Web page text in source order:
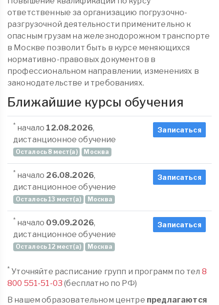
ответственные за организацию погрузочно-
разгрузочной деятельности применительно к
опасным грузам на железнодорожном транспорте
в Москве позволит быть в курсе меняющихся
нормативно-правовых документов в
профессиональном направлении, изменениях в
законодательстве и требованиях.
Ближайшие курсы обучения
* начало 12.08.2026,
дистанционное обучение
Осталось 8 мест(а) Москва
Записаться
* начало 26.08.2026,
дистанционное обучение
Осталось 13 мест(а) Москва
Записаться
* начало 09.09.2026,
дистанционное обучение
Осталось 12 мест(а) Москва
Записаться
* Уточняйте расписание групп и программ по тел 8
800 551-51-03 (бесплатно по РФ)
В нашем образовательном центре предлагаются